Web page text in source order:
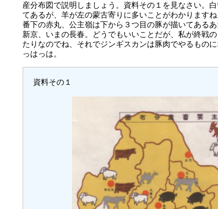
産分布図で説明しましょう。資料その１を見なさい。
てあるが、羊が左の蒙古寄りに多いことがわかります
番下の赤丸、公主嶺は下から３つ目の豚が描いてある
新京、いまの長春。どうでもいいことだが、私が終戦
たりなのでね、それでジンギスカンは豚肉でやるもの
っはっは。
資料その１